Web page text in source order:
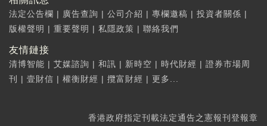
法定公告欄 | 廣告查詢 | 公司介紹 | 專欄邀稿 | 投資者關係 |
版權聲明 | 重要聲明 | 私隱政策 | 聯絡我們
友情鏈接
清博智能 | 艾媒諮詢 | 和訊 | 新時空 | 時代財經 | 證券市場周
刊
| 壹財信 | 權衡財經 | 攬富財經 | 更多...
香港政府指定刊載法定通告之憲報刊登報章